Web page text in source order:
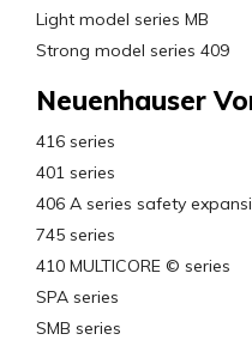
Light model series MB
Strong model series 409
Neuenhauser
416 series
401 series
406 A series safety
745 series
410 MULTICORE © series
SPA series
SMB series